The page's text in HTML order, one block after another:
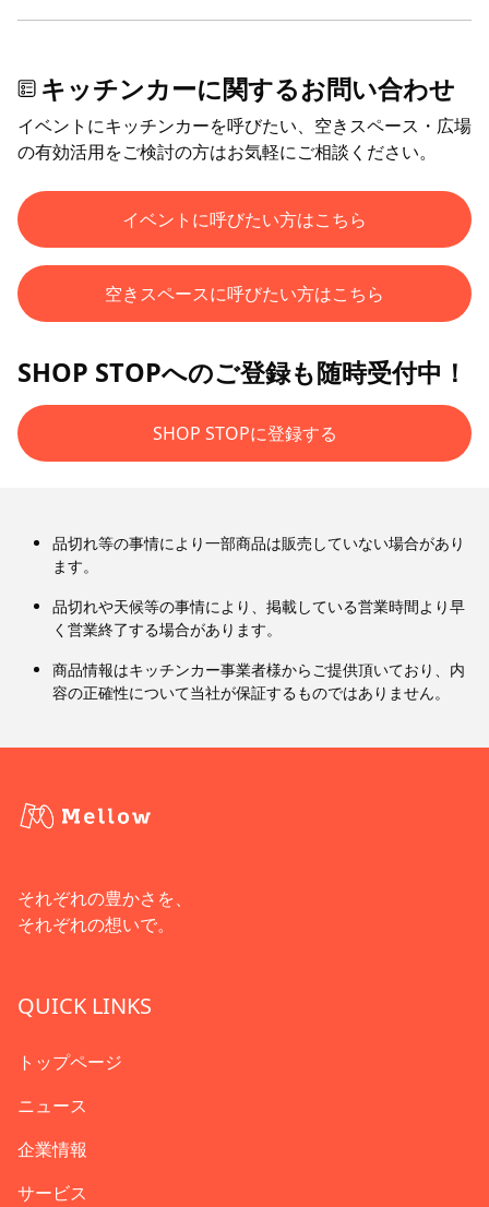
キッチンカーに関するお問い合わせ
イベントにキッチンカーを呼びたい、空きスペース・広場
の有効活用をご検討の方はお気軽にご相談ください。
イベントに呼びたい方はこちら
空きスペースに呼びたい方はこちら
SHOP STOPへのご登録も随時受付中！
SHOP STOPに登録する
品切れ等の事情により一部商品は販売していない場合があり
ます。
品切れや天候等の事情により、掲載している営業時間より早
く営業終了する場合があります。
商品情報はキッチンカー事業者様からご提供頂いており、内
容の正確性について当社が保証するものではありません。
それぞれの豊かさを、
それぞれの想いで。
QUICK LINKS
トップページ
ニュース
企業情報
サービス